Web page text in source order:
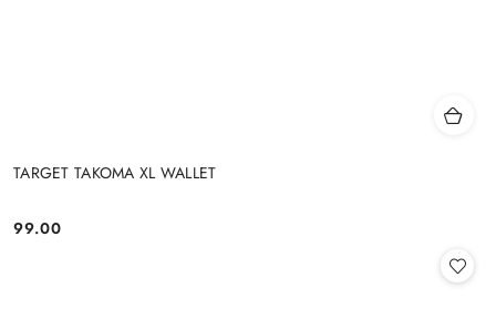
TARGET TAKOMA XL WALLET
Cena:
99.00